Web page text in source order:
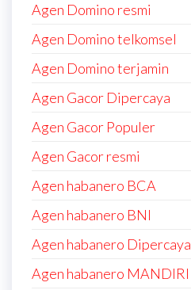
Agen Domino resmi
Agen Domino telkomsel
Agen Domino terjamin
Agen Gacor Dipercaya
Agen Gacor Populer
Agen Gacor resmi
Agen habanero BCA
Agen habanero BNI
Agen habanero Dipercaya
Agen habanero MANDIRI